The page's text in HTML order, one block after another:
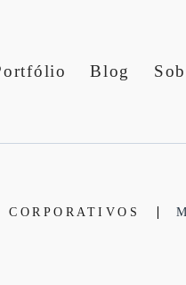
Blog
CORPORATIVOS